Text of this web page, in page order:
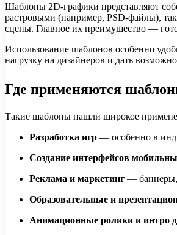
Шаблоны 2D-графики представляют
растровыми (например, PSD-файлы),
сцены. Главное их преимущество —
Использование шаблонов особенно
нагрузку на дизайнеров и дать
Где применяются
Такие шаблоны нашли широкое
Разработка игр — особенно в
Создание интерфейсов
Реклама и маркетинг — баннеры,
Образовательные и
Анимационные ролики и интро